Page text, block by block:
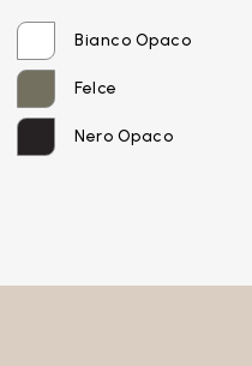
Bianco Opaco
Felce
Nero Opaco